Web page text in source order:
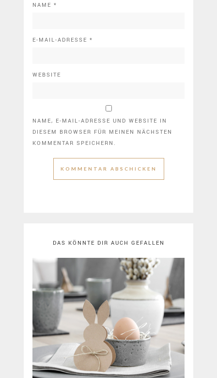
NAME *
E-MAIL-ADRESSE *
WEBSITE
NAME, E-MAIL-ADRESSE UND WEBSITE IN
DIESEM BROWSER FÜR MEINEN NÄCHSTEN
KOMMENTAR SPEICHERN.
DAS KÖNNTE DIR AUCH GEFALLEN